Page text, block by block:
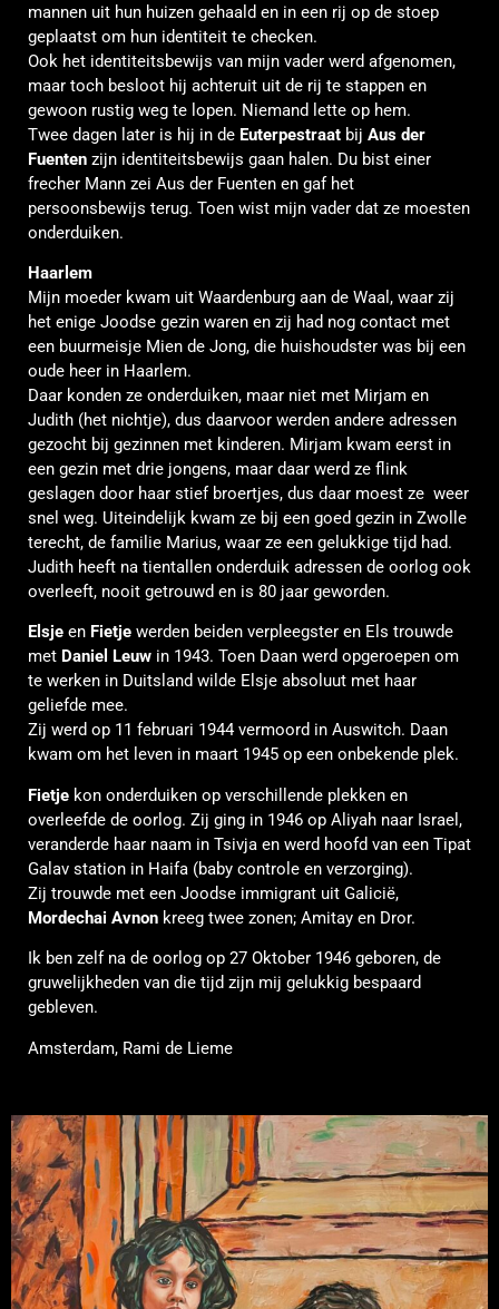
mannen uit hun huizen gehaald en in een rij op de stoep
geplaatst om hun identiteit te checken.
Ook het identiteitsbewijs van mijn vader werd afgenomen,
maar toch besloot hij achteruit uit de rij te stappen en
gewoon rustig weg te lopen. Niemand lette op hem.
Twee dagen later is hij in de Euterpestraat bij Aus der
Fuenten zijn identiteitsbewijs gaan halen. Du bist einer
frecher Mann zei Aus der Fuenten en gaf het
persoonsbewijs terug. Toen wist mijn vader dat ze moesten
onderduiken.
Haarlem
Mijn moeder kwam uit Waardenburg aan de Waal, waar zij
het enige Joodse gezin waren en zij had nog contact met
een buurmeisje Mien de Jong, die huishoudster was bij een
oude heer in Haarlem.
Daar konden ze onderduiken, maar niet met Mirjam en
Judith (het nichtje), dus daarvoor werden andere adressen
gezocht bij gezinnen met kinderen. Mirjam kwam eerst in
een gezin met drie jongens, maar daar werd ze flink
geslagen door haar stief broertjes, dus daar moest ze weer
snel weg. Uiteindelijk kwam ze bij een goed gezin in Zwolle
terecht, de familie Marius, waar ze een gelukkige tijd had.
Judith heeft na tientallen onderduik adressen de oorlog ook
overleeft, nooit getrouwd en is 80 jaar geworden.
Elsje en Fietje werden beiden verpleegster en Els trouwde
met Daniel Leuw in 1943. Toen Daan werd opgeroepen om
te werken in Duitsland wilde Elsje absoluut met haar
geliefde mee.
Zij werd op 11 februari 1944 vermoord in Auswitch. Daan
kwam om het leven in maart 1945 op een onbekende plek.
Fietje kon onderduiken op verschillende plekken en
overleefde de oorlog. Zij ging in 1946 op Aliyah naar Israel,
veranderde haar naam in Tsivja en werd hoofd van een Tipat
Galav station in Haifa (baby controle en verzorging).
Zij trouwde met een Joodse immigrant uit Galicië,
Mordechai Avnon kreeg twee zonen; Amitay en Dror.
Ik ben zelf na de oorlog op 27 Oktober 1946 geboren, de
gruwelijkheden van die tijd zijn mij gelukkig bespaard
gebleven.
Amsterdam, Rami de Lieme